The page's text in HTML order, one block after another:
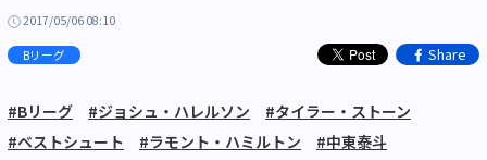
2017/05/06 08:10
Bリーグ Share
#Bリーグ #ジョシュ・ハレルソン
#タイラー・ストーン
#ベストシュート
#ラモント・ハミルトン
#中東泰斗